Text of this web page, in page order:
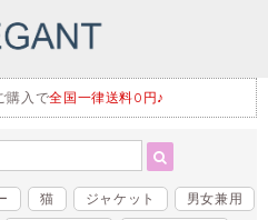
購入で全国一律送料0円♪
猫 ジャケット
男女兼用